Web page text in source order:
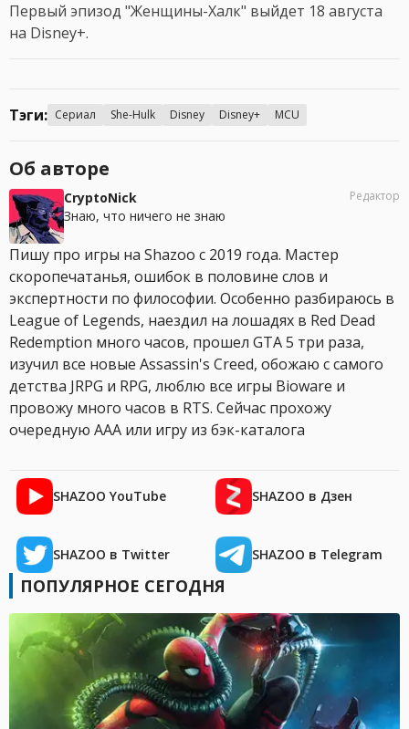
Первый эпизод "Женщины-Халк" выйдет 18 августа
на Disney+.
Тэги: Сериал She-Hulk Disney Disney+ MCU
Об авторе
CryptoNick
Знаю, что ничего не знаю
Редактор
Пишу про игры на Shazoo с 2019 года. Мастер
скоропечатанья, ошибок в половине слов и
экспертности по философии. Особенно разбираюсь в
League of Legends, наездил на лошадях в Red Dead
Redemption много часов, прошел GTA 5 три раза,
изучил все новые Assassin's Creed, обожаю с самого
детства JRPG и RPG, люблю все игры Bioware и
провожу много часов в RTS. Сейчас прохожу
очередную AAA или игру из бэк-каталога
SHAZOO YouTube SHAZOO в Дзен
SHAZOO в Twitter SHAZOO в Telegram
ПОПУЛЯРНОЕ СЕГОДНЯ